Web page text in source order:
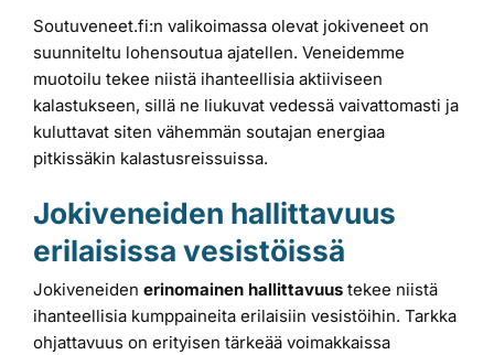
Soutuveneet.fi:n valikoimassa olevat jokiveneet on
suunniteltu lohensoutua ajatellen. Veneidemme
muotoilu tekee niistä ihanteellisia aktiiviseen
kalastukseen, sillä ne liukuvat vedessä vaivattomasti ja
kuluttavat siten vähemmän soutajan energiaa
pitkissäkin kalastusreissuissa.
Jokiveneiden hallittavuus
erilaisissa vesistöissä
Jokiveneiden erinomainen hallittavuus tekee niistä
ihanteellisia kumppaineita erilaisiin vesistöihin. Tarkka
ohjattavuus on erityisen tärkeää voimakkaissa